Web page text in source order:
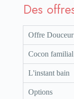
Des
Offre Douceur
Cocon familial
L'instant bain
Options